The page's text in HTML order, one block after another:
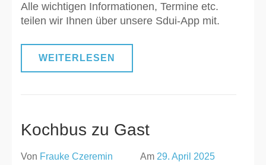
Alle wichtigen Informationen, Termine etc.
teilen wir Ihnen über unsere Sdui-App mit.
WEITERLESEN
Kochbus zu Gast
Von Frauke Czeremin Am 29. April 2025